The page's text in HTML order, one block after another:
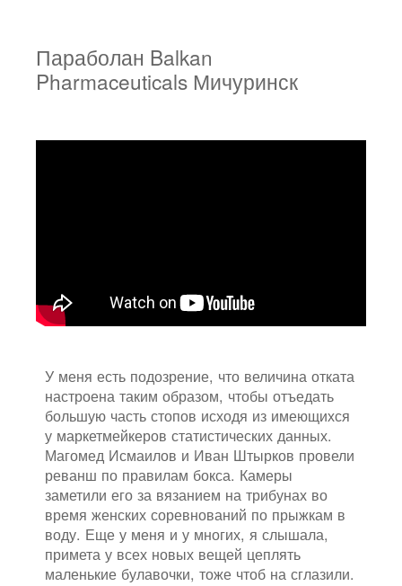
Параболан Balkan
Pharmaceuticals Мичуринск
У меня есть подозрение, что величина отката
настроена таким образом, чтобы отъедать
большую часть стопов исходя из имеющихся
у маркетмейкеров статистических данных.
Магомед Исмаилов и Иван Штырков провели
реванш по правилам бокса. Камеры
заметили его за вязанием на трибунах во
время женских соревнований по прыжкам в
воду. Еще у меня и у многих, я слышала,
примета у всех новых вещей цеплять
маленькие булавочки, тоже чтоб на сглазили.